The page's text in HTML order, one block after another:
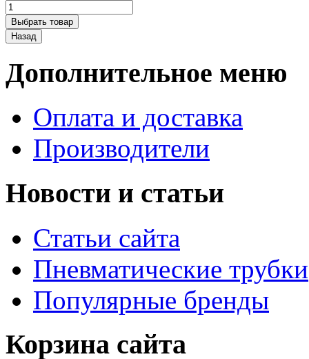
Дополнительное меню
Оплата и доставка
Производители
Новости и статьи
Статьи сайта
Пневматические трубки
Популярные бренды
Корзина сайта